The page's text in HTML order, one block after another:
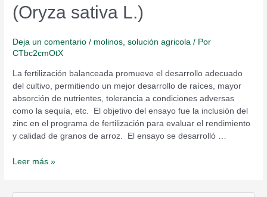
(Oryza sativa L.)
Deja un comentario / molinos,solución agricola / Por
CTbc2cmOtX
La fertilización balanceada promueve el desarrollo adecuado
del cultivo, permitiendo un mejor desarrollo de raíces, mayor
absorción de nutrientes, tolerancia a condiciones adversas
como la sequía, etc. El objetivo del ensayo fue la inclusión del
zinc en el programa de fertilización para evaluar el rendimiento
y calidad de granos de arroz. El ensayo se desarrolló …
Leer más »